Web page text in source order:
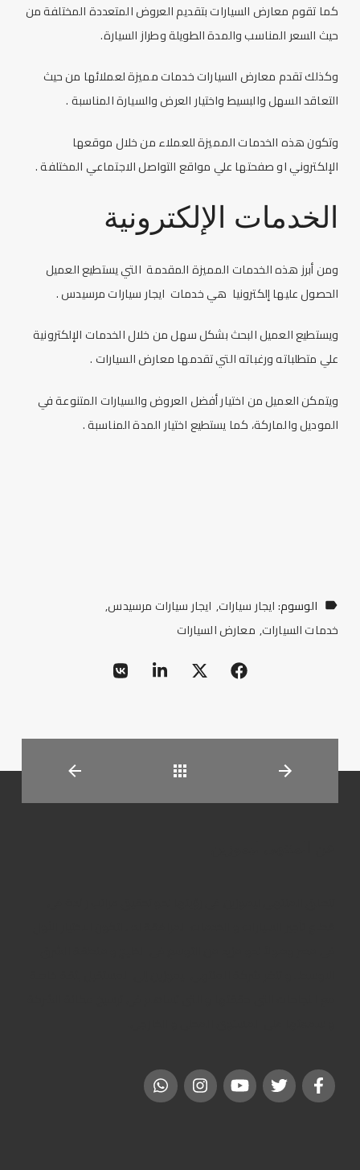
كما تقوم معارض السياراتبتقديم العروض المتعددة المختلفة من
حيث السعر المناسب والمدة الطويلة وطراز السيارة.
وكذلك تقدم معارض السياراتخدمات مميزة لعملائها من حيث
التعاقد السهل والبسيط واختيار العرض والسيارة المناسبة .
وتكون هذه الخدمات المميزة للعملاء من خلال موقعها
الإلكتروني او صفحتها علي مواقع التواصل الاجتماعي المختلفة .
الخدمات الإلكترونية
ومن أبرز هذه الخدمات المميزة المقدمة التي يستطيع العميل
الحصول عليها إلكترونيا هي خدمات ايجار سياراتمرسيدس .
ويستطيع العميل البحث بشكل سهل من خلال الخدمات الإلكترونية
علي متطلباته ورغباته التي تقدمهامعارض السيارات .
ويتمكن العميل من اختيار أفضل العروض والسيارات المتنوعة في
الموديل والماركة، كما يستطيع اختيار المدة المناسبة .
الوسوم:ايجار سيارات ايجار سيارات مرسيدس
خدمات السيارات معارض السيارات